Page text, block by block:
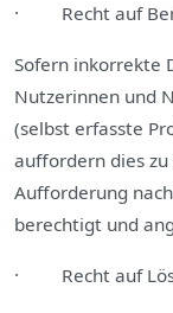
· Recht auf
Sofern inkorrekte
Nutzerinnen und
(selbst erfasste
auffordern dies
Aufforderung
berechtigt und
· Recht auf